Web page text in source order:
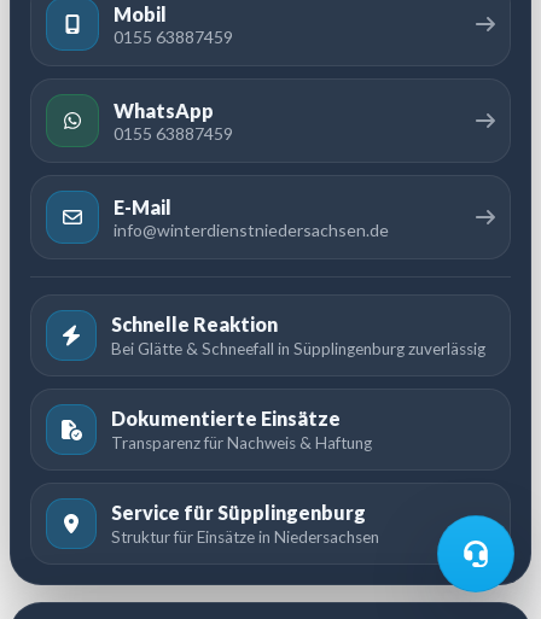
Mobil
0155 63887459
WhatsApp
0155 63887459
E-Mail
info@winterdienstniedersachsen.de
Schnelle Reaktion
Bei Glätte & Schneefall in Süpplingenburg zuverlässig
Dokumentierte Einsätze
Transparenz für Nachweis & Haftung
Service für Süpplingenburg
Struktur für Einsätze in Niedersachsen